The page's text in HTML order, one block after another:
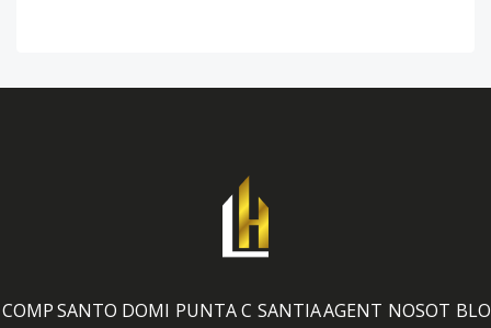
COMPSANTO DOMI PUNTA C SANTIAAGENT NOSOT BLO